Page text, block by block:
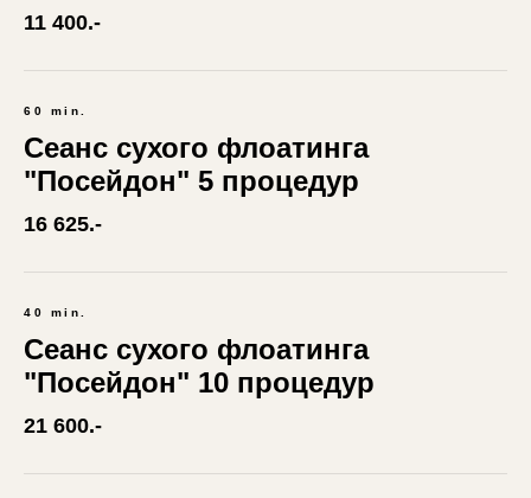
11 400.-
60 min.
Сеанс сухого флоатинга
"Посейдон" 5 процедур
16 625.-
40 min.
Сеанс сухого флоатинга
"Посейдон" 10 процедур
21 600.-